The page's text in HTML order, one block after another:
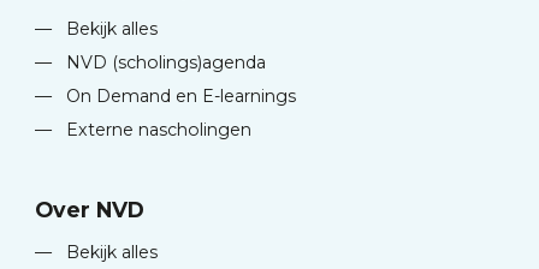
—
Bekijk alles
—
NVD (scholings)agenda
—
On Demand en E-learnings
—
Externe nascholingen
Over NVD
—
Bekijk alles